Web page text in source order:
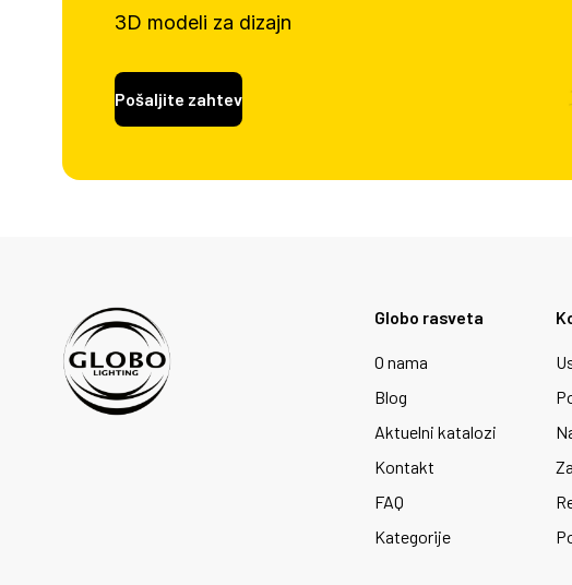
3D modeli za dizajn
Pošaljite zahtev
Globo rasveta
O nama
Blog
Aktuelni katalozi
Kontakt
FAQ
Kategorije